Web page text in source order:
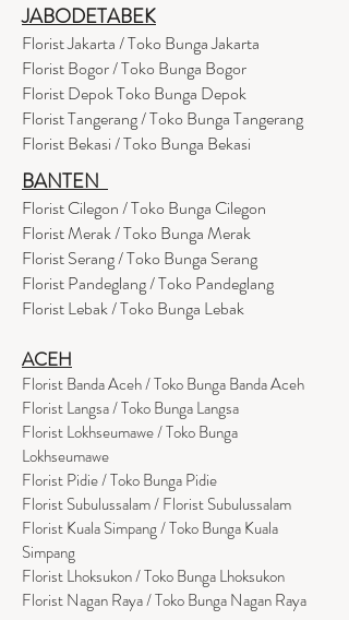
JABODETABEK
Florist Jakarta / Toko Bunga Jakarta
Florist Bogor / Toko Bunga Bogor
Florist Depok Toko Bunga Depok
Florist Tangerang / Toko Bunga Tangerang
Florist Bekasi / Toko Bunga Bekasi
BANTEN
Florist Cilegon / Toko Bunga Cilegon
Florist Merak / Toko Bunga Merak
Florist Serang / Toko Bunga Serang
Florist Pandeglang / Toko Pandeglang
Florist Lebak / Toko Bunga Lebak
ACEH
Florist Banda Aceh / Toko Bunga Banda Aceh
Florist Langsa / Toko Bunga Langsa
Florist Lokhseumawe / Toko Bunga
Lokhseumawe
Florist Pidie / Toko Bunga Pidie
Florist Subulussalam / Florist Subulussalam
Florist Kuala Simpang / Toko Bunga Kuala
Simpang
Florist Lhoksukon / Toko Bunga Lhoksukon
Florist Nagan Raya / Toko Bunga Nagan Raya